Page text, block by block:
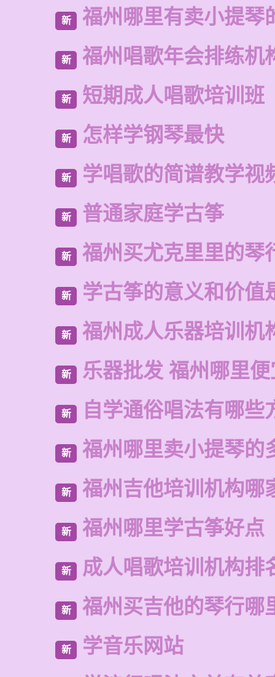
新 福州哪里有卖小提琴
新 福州唱歌年会排练机
新 短期成人唱歌培训班
新 怎样学钢琴最快
新 学唱歌的简谱教学视
新 普通家庭学古筝
新 福州买尤克里里的琴
新 学古筝的意义和价值
新 福州成人乐器培训机
新 乐器批发 福州哪里
新 自学通俗唱法有哪些
新 福州哪里卖小提琴的
新 福州吉他培训机构哪
新 福州哪里学古筝好点
新 成人唱歌培训机构排
新 福州买吉他的琴行哪
新 学音乐网站